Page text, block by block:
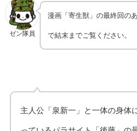
ゼン隊員
漫画「寄生獣」の最終回の
で結末までご覧ください。
主人公「泉新一」と一体の身体